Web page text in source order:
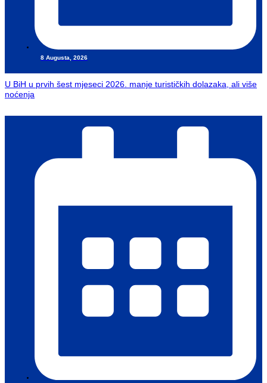
8 Augusta, 2026
U BiH u prvih šest mjeseci 2026. manje turističkih dolazaka, ali više
noćenja